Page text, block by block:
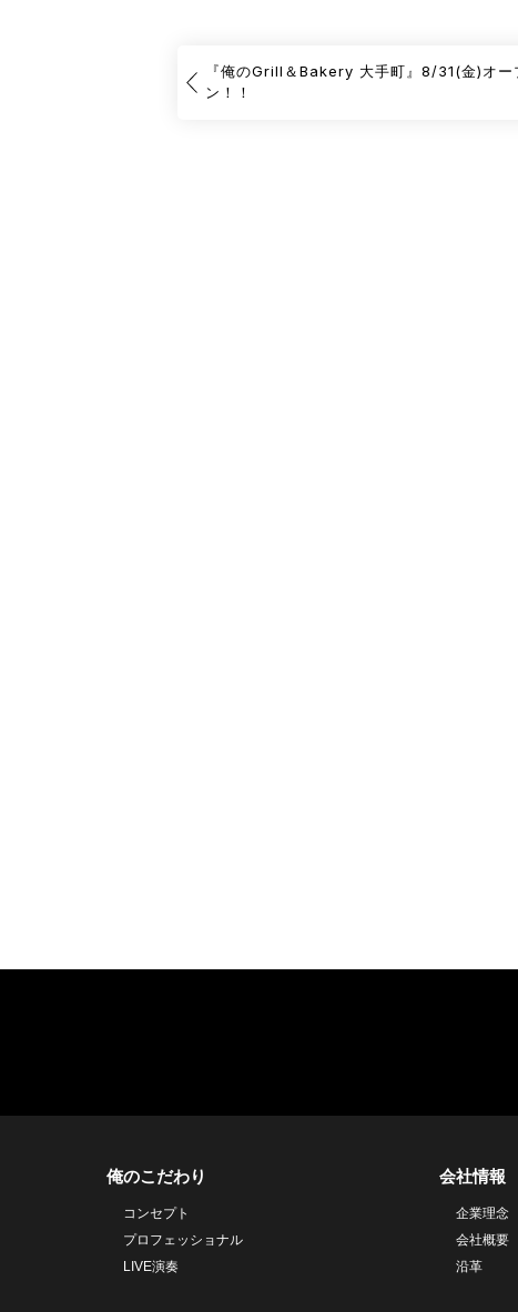
『俺のGrill＆Bakery 大手町』8/31(金)オー
ン！！
俺のこだわり
コンセプト
プロフェッショナル
LIVE演奏
会社情報
企業理念
会社概要
沿革